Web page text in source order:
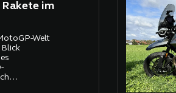
Rakete im
Welt
Blick